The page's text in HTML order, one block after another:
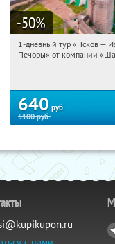
-50%
07:18:53
1-дневный тур «Псков —
Печоры» от компании
640 руб.
5100руб.